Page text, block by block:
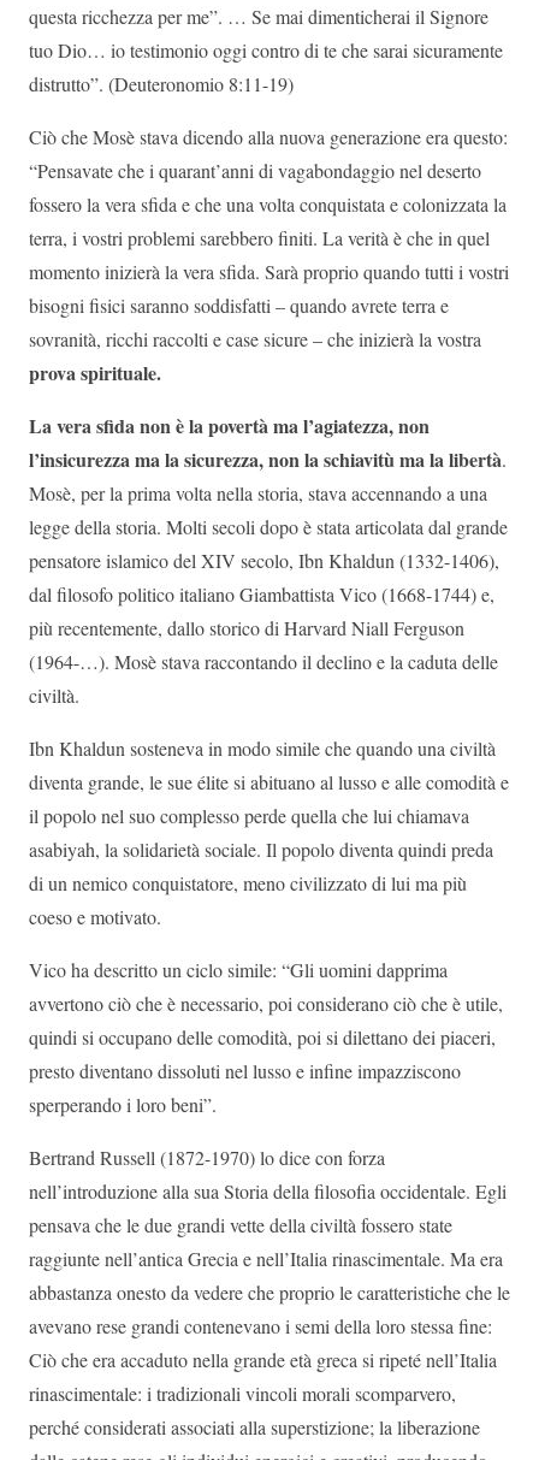
questa ricchezza per me”. … Se mai dimenticherai il Signore
tuo Dio… io testimonio oggi contro di te che sarai sicuramente
distrutto”. (Deuteronomio 8:11-19)
Ciò che Mosè stava dicendo alla nuova generazione era questo:
“Pensavate che i quarant’anni di vagabondaggio nel deserto
fossero la vera sfida e che una volta conquistata e colonizzata la
terra, i vostri problemi sarebbero finiti. La verità è che in quel
momento inizierà la vera sfida. Sarà proprio quando tutti i vostri
bisogni fisici saranno soddisfatti – quando avrete terra e
sovranità, ricchi raccolti e case sicure – che inizierà la vostra
prova spirituale.
La vera sfida non è la povertà ma l’agiatezza, non
l’insicurezza ma la sicurezza, non la schiavitù ma la libertà.
Mosè, per la prima volta nella storia, stava accennando a una
legge della storia. Molti secoli dopo è stata articolata dal grande
pensatore islamico del XIV secolo, Ibn Khaldun (1332-1406),
dal filosofo politico italiano Giambattista Vico (1668-1744) e,
più recentemente, dallo storico di Harvard Niall Ferguson
(1964-…). Mosè stava raccontando il declino e la caduta delle
civiltà.
Ibn Khaldun sosteneva in modo simile che quando una civiltà
diventa grande, le sue élite si abituano al lusso e alle comodità e
il popolo nel suo complesso perde quella che lui chiamava
asabiyah, la solidarietà sociale. Il popolo diventa quindi preda
di un nemico conquistatore, meno civilizzato di lui ma più
coeso e motivato.
Vico ha descritto un ciclo simile: “Gli uomini dapprima
avvertono ciò che è necessario, poi considerano ciò che è utile,
quindi si occupano delle comodità, poi si dilettano dei piaceri,
presto diventano dissoluti nel lusso e infine impazziscono
sperperando i loro beni”.
Bertrand Russell (1872-1970) lo dice con forza
nell’introduzione alla sua Storia della filosofia occidentale. Egli
pensava che le due grandi vette della civiltà fossero state
raggiunte nell’antica Grecia e nell’Italia rinascimentale. Ma era
abbastanza onesto da vedere che proprio le caratteristiche che le
avevano rese grandi contenevano i semi della loro stessa fine:
Ciò che era accaduto nella grande età greca si ripeté nell’Italia
rinascimentale: i tradizionali vincoli morali scomparvero,
perché considerati associati alla superstizione; la liberazione